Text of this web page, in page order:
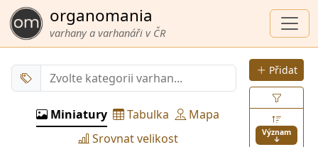
organomania
varhany a varhanáři v ČR
Přidat
Význam
↓
Miniatury Tabulka
Mapa
Srovnat velikost